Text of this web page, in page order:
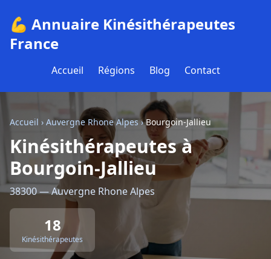
💪 Annuaire Kinésithérapeutes
France
Accueil Régions Blog Contact
Accueil › Auvergne Rhone Alpes›Bourgoin-Jallieu
Kinésithérapeutes à
Bourgoin-Jallieu
38300 — Auvergne Rhone Alpes
18
Kinésithérapeutes